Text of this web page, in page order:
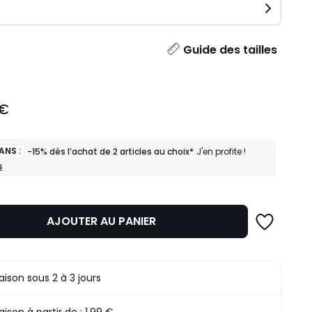
Guide des tailles
: -15% dès l’achat de 2 articles au choix* J'en profite !
AJOUTER AU PANIER
sous 2 à 3 jours